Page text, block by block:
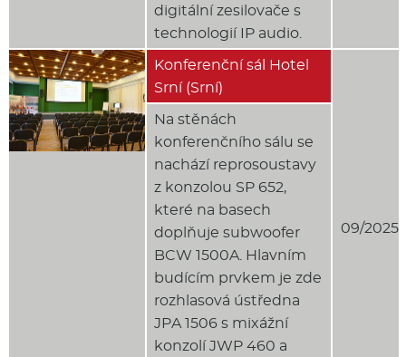
digitální zesilovače s
technologií IP audio.
Konferenční sál Hotel
Srní (Srní)
09/2025
Na stěnách
konferenčního sálu se
nachází reprosoustavy
z konzolou SP 652,
které na basech
doplňuje subwoofer
BCW 1500A. Hlavním
budícím prvkem je zde
rozhlasová ústředna
JPA 1506 s mixážní
konzolí JWP 460 a